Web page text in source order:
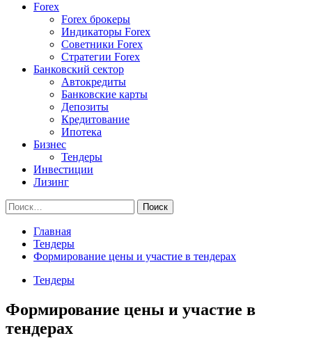
Forex
Forex брокеры
Индикаторы Forex
Советники Forex
Стратегии Forex
Банковский сектор
Автокредиты
Банковские карты
Депозиты
Кредитование
Ипотека
Бизнес
Тендеры
Инвестиции
Лизинг
Найти:
Главная
Тендеры
Формирование цены и участие в тендерах
Тендеры
Формирование цены и участие в
тендерах